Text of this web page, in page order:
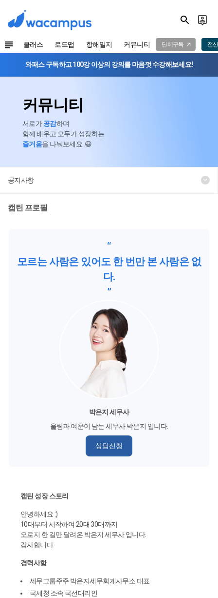
클래스 로드맵 항해일지 커뮤니티 단체구독 전
와패스 구독하고 100강 이상의 강의를 마음껏 수강해보세요!
커뮤니티
서로가공감하며
함께 배우고 모두가 성장하는
즐거움을 나눠보세요. 😃
공지사항
캡틴 프로필
박은지 세무사
울림과 여운이 남는 세무사 박은지 입니다.
상담신청
“
모르는 사람은 있어도 한 번만 본 사람은 없
다.
”
캡틴 성장 스토리
안녕하세요 :)
10대부터 시작하여 20대 30대까지
오로지 한 길만 달려온 박은지 세무사 입니다.
감사합니다.
경력사항
세무그룹주주 박은지세무회계사무소 대표
국세청 소속 국선대리인